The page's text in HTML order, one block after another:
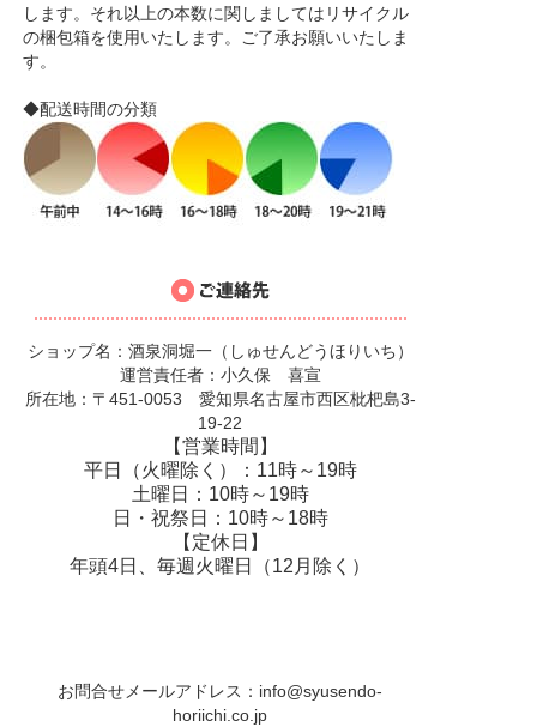
します。それ以上の本数に関しましてはリサイクル
の梱包箱を使用いたします。ご了承お願いいたしま
す。
◆配送時間の分類
ショップ名：酒泉洞堀一（しゅせんどうほりいち）
運営責任者：小久保 喜宣
所在地：〒451-0053 愛知県名古屋市西区枇杷島3-
19-22
【営業時間】
平日（火曜除く）：11時～19時
土曜日：10時～19時
日・祝祭日：10時～18時
【定休日】
年頭4日、毎週火曜日（12月除く）
お問合せメールアドレス： info@syusendo-
horiichi.co.jp